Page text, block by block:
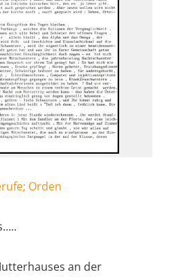
Orden
an der